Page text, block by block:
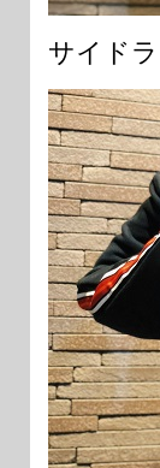
サイド